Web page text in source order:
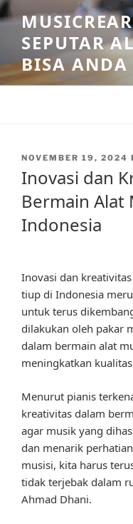
Skip
to
contentSEPUTAR
BISA ANDA
POSTED
NOVEMBER 19, 2024
Inovasi dan
Bermain Alat
Indonesia
Inovasi dan
tiup di Indonesia
untuk terus
dilakukan oleh pakar
dalam bermain alat
meningkatkan
Menurut pianis
kreativitas dalam
agar musik yang
dan menarik
musisi, kita harus
tidak terjebak dalam
Ahmad Dhani.